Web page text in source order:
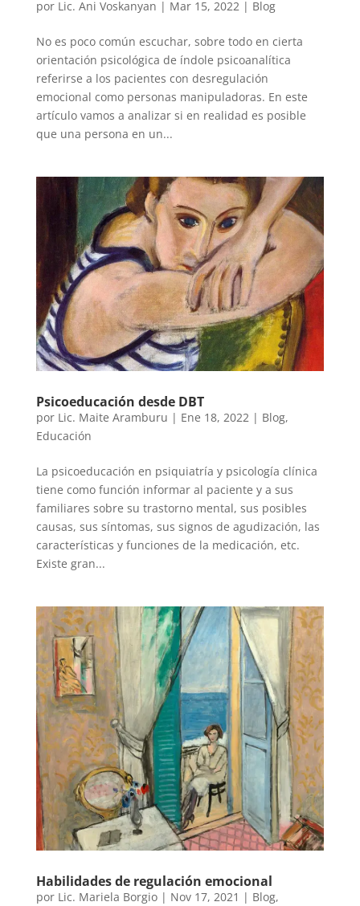
por Lic. Ani Voskanyan | Mar 15, 2022| Blog
No es poco común escuchar, sobre todo en cierta
orientación psicológica de índole psicoanalítica
referirse a los pacientes con desregulación
emocional como personas manipuladoras. En este
artículo vamos a analizar si en realidad es posible
que una persona en un...
Psicoeducación desde DBT
por Lic. Maite Aramburu | Ene 18, 2022| Blog,
Educación
La psicoeducación en psiquiatría y psicología clínica
tiene como función informar al paciente y a sus
familiares sobre su trastorno mental, sus posibles
causas, sus síntomas, sus signos de agudización, las
características y funciones de la medicación, etc.
Existe gran...
Habilidades de regulación emocional
por Lic. Mariela Borgio| Nov 17, 2021 | Blog,